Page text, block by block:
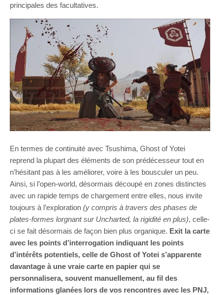
principales des facultatives.
En termes de continuité avec Tsushima, Ghost of Yotei
reprend la plupart des éléments de son prédécesseur tout en
n’hésitant pas à les améliorer, voire à les bousculer un peu.
Ainsi, si l’open-world, désormais découpé en zones distinctes
avec un rapide temps de chargement entre elles, nous invite
toujours à l’exploration (y compris à travers des phases de
plates-formes lorgnant sur Uncharted, la rigidité en plus), celle-
ci se fait désormais de façon bien plus organique. Exit la carte
avec les points d’interrogation indiquant les points
d’intérêts potentiels, celle de Ghost of Yotei s’apparente
davantage à une vraie carte en papier qui se
personnalisera, souvent manuellement, au fil des
informations glanées lors de vos rencontres avec les PNJ,